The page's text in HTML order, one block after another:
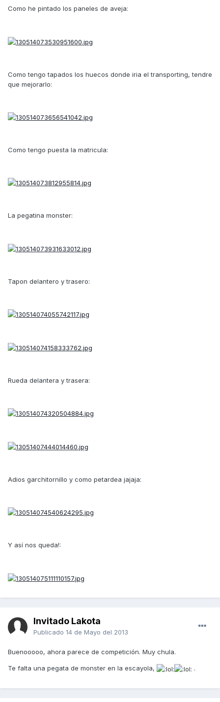
Como he pintado los paneles de aveja:
Como tengo tapados los huecos donde iria el transporting, tendre
que mejorarlo:
Como tengo puesta la matricula:
La pegatina monster:
Tapon delantero y trasero:
Rueda delantera y trasera:
Adios garchitornillo y como petardea jajaja:
Y así nos queda!:
Invitado Lakota
Publicado 14 de Mayo del 2013
Buenooooo, ahora parece de competición. Muy chula.
Te falta una pegata de monster en la escayola, .